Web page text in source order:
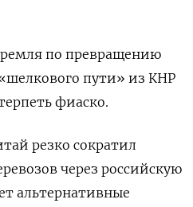
по превращению
пути» из КНР
фиаско.
резко сократил
через российскую
альтернативные